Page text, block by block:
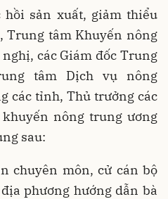
sản xuất, giảm thiểu
Trung tâm Khuyến nông
nghị, các Giám đốc Trung
tâm Dịch vụ nông
các tỉnh, Thủ trưởng các
nông trung ương
sau:
chuyên môn, cử cán bộ
phương hướng dẫn bà